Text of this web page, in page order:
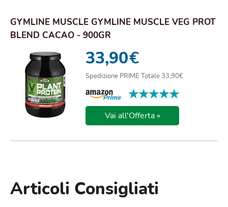
GYMLINE MUSCLE GYMLINE MUSCLE VEG PROT
BLEND CACAO - 900GR
33,90€
Spedizione PRIME Totale 33,90€
★★★★★
★★★★★
Vai all'Offerta »
Articoli Consigliati